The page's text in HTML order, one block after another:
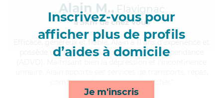
Inscrivez-vous pour
afficher plus de profils
d’aides à domicile
Je m'inscris
Alain M., Flavignac
à 5km de chez Vous
, généreux et fiable, Alain a 11 ans d'expérience et
possède un diplôme d'Assistante De Vie Dépendance
compagnie/loisirs et lever/coucher*